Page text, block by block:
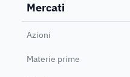
Mercati
Azioni
Materie prime